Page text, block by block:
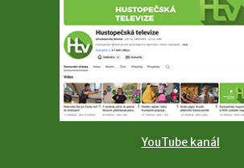
YouTube kanál